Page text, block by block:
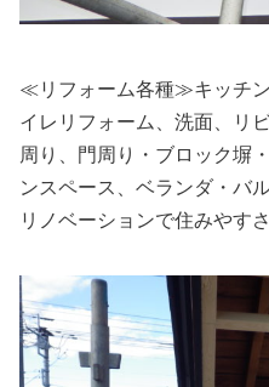
≪リフォーム各種≫キッチ
イレリフォーム、洗面、リ
周り、門周り・ブロック塀
ンスペース、ベランダ・バ
リノベーションで住みやす